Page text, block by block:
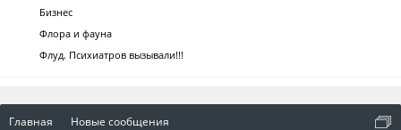
Бизнес
Флора и фауна
Флуд. Психиатров вызывали!!!
Главная Новые сообщения